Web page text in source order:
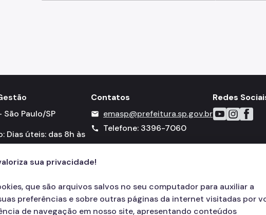
Paulo/SP
Dias úteis: das 8h às
Contatos
mail emasp@prefeitura.sp.gov.br
call Telefone: 3396-7060
Redes
Icone doIcone do
Icone
sua privacidade!
que são arquivos salvos no seu computador para auxiliar a
preferências e sobre outras páginas da internet visitadas por
de navegação em nosso site, apresentando conteúdos